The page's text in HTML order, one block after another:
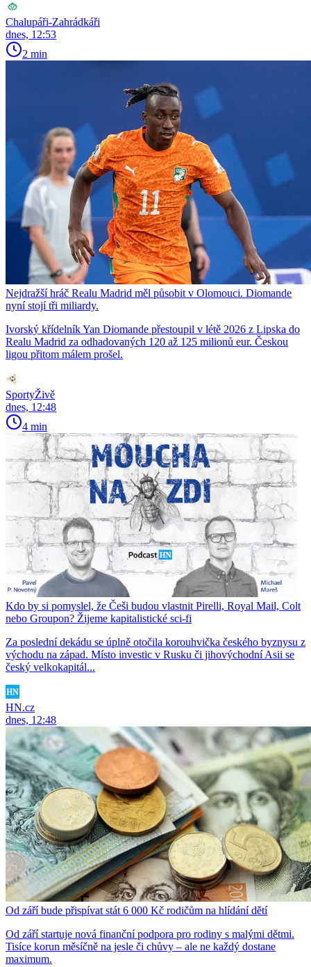
Chalupáři-Zahrádkáři
dnes, 12:53
2 min
Nejdražší hráč Realu Madrid měl působit v Olomouci. Diomande
nyní stojí tři miliardy.
Ivorský křídelník Yan Diomande přestoupil v létě 2026 z Lipska do
Realu Madrid za odhadovaných 120 až 125 milionů eur. Českou
ligou přitom málem prošel.
SportyŽivě
dnes, 12:48
4 min
Kdo by si pomyslel, že Češi budou vlastnit Pirelli, Royal Mail, Colt
nebo Groupon? Žijeme kapitalistické sci-fi
Za poslední dekádu se úplně otočila korouhvička českého byznysu z
východu na západ. Místo investic v Rusku či jihovýchodní Asii se
český velkokapitál...
HN.cz
dnes, 12:48
Od září bude přispívat stát 6 000 Kč rodičům na hlídání dětí
Od září startuje nová finanční podpora pro rodiny s malými dětmi.
Tisíce korun měsíčně na jesle či chůvy – ale ne každý dostane
maximum.